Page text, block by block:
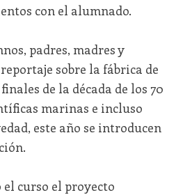
con el alumnado.
padres, madres y
sobre la fábrica de
de la década de los 70
marinas e incluso
este año se introducen
curso el proyecto